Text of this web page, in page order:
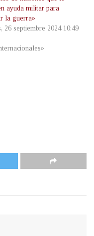
ayuda militar para
la guerra»
26 septiembre 2024 10:49